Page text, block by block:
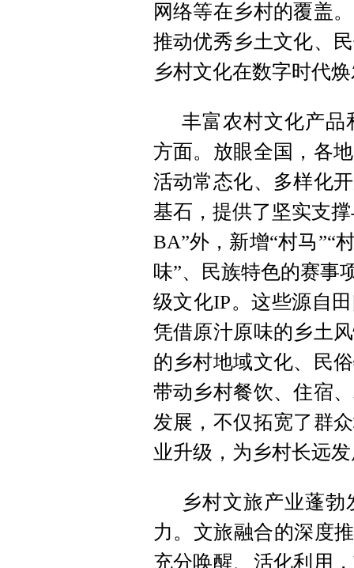
网络等在乡村的覆盖
推动优秀乡土文化、
乡村文化在数字时代
丰富农村文化产品
方面。放眼全国，各
活动常态化、多样化
基石，提供了坚实支
BA”外，新增“村马”“
味”、民族特色的赛事
级文化IP。这些源自
凭借原汁原味的乡土
的乡村地域文化、民
带动乡村餐饮、住宿
发展，不仅拓宽了群
业升级，为乡村长远
乡村文旅产业蓬
力。文旅融合的深度
充分唤醒、活化利用